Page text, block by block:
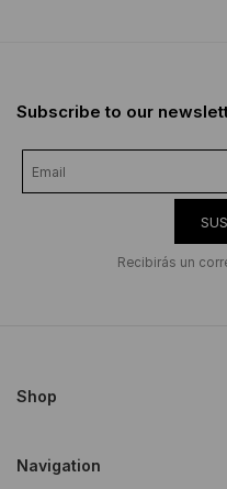
Subscribe to our
Recibirás un
Shop
Navigation